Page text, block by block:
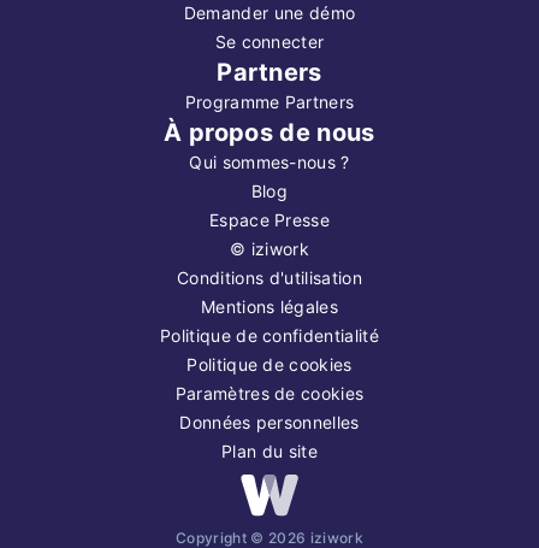
Demander une démo
Se connecter
Partners
Programme Partners
À propos de nous
Qui sommes-nous ?
Blog
Espace Presse
© iziwork
Conditions d'utilisation
Mentions légales
Politique de confidentialité
Politique de cookies
Paramètres de cookies
Données personnelles
Plan du site
Copyright © 2026 iziwork